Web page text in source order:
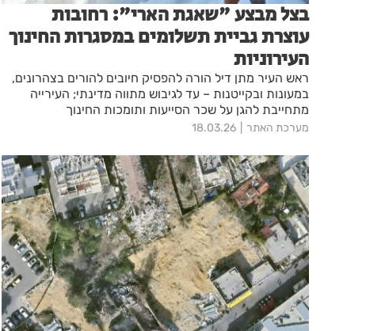
בצל מבצע "שאגת הארי": רחובות
עוצרת גביית תשלומים במסגרות החינוך
העירוניות
ראש העיר מתן דיל הורה להפסיק חיובים להורים בצהרונים,
במעונות ובקייטנות – עד לגיבוש מתווה מדינתי; העירייה
מתחייבת להגן על שכר הסייעות ותומכות החינוך
מערכת האתר 18.03.26